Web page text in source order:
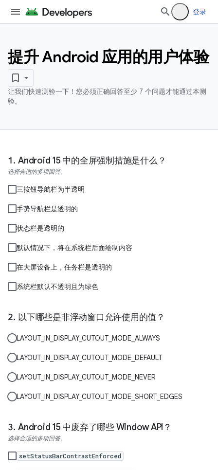
登录
提升 Android 应用的用户体验
让我们快速测验一下！您必须正确回答至少 7 个问题才能通过本测
验。
Android 15 中的全屏强制措施是什么？
选择合适的多项回答。
三按钮导航栏为半透明
手势导航栏是透明的
状态栏是透明的
默认情况下，将在系统栏后面绘制内容
在大屏设备上，任务栏是透明的
系统栏默认不透明且为绿色
以下哪些是非浮动窗口允许使用的值？
LAYOUT_IN_DISPLAY_CUTOUT_MODE_ALWAYS
LAYOUT_IN_DISPLAY_CUTOUT_MODE_DEFAULT
LAYOUT_IN_DISPLAY_CUTOUT_MODE_NEVER
LAYOUT_IN_DISPLAY_CUTOUT_MODE_SHORT_EDGES
Android 15 中废弃了哪些 Window API？
选择合适的多项回答。
setStatusBarContrastEnforced